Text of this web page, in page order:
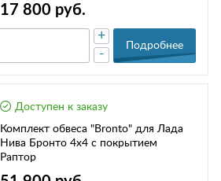
17 800 руб.
-
+
Подробнее
Доступен к заказу
Комплект обвеса "Bronto" для Лада
Нива Бронто 4х4 с покрытием
Раптор